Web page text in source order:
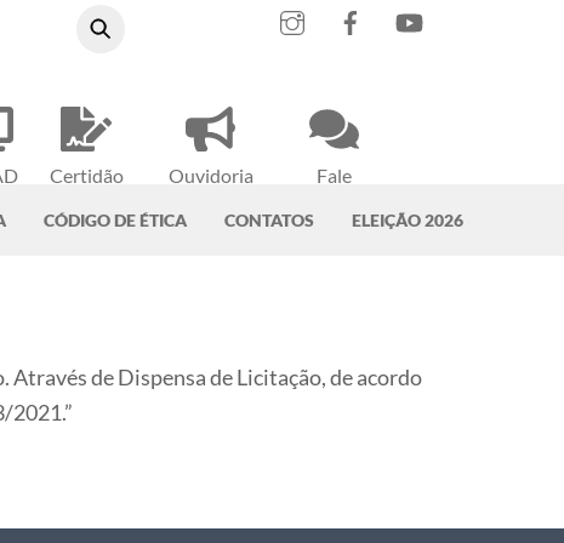
Certidão
Ouvidoria
Fale
InstagramFacebook
CÓDIGO DE ÉTICA CONTATOS ELEIÇÃO 2026
de Dispensa de Licitação, de acordo
2021.”